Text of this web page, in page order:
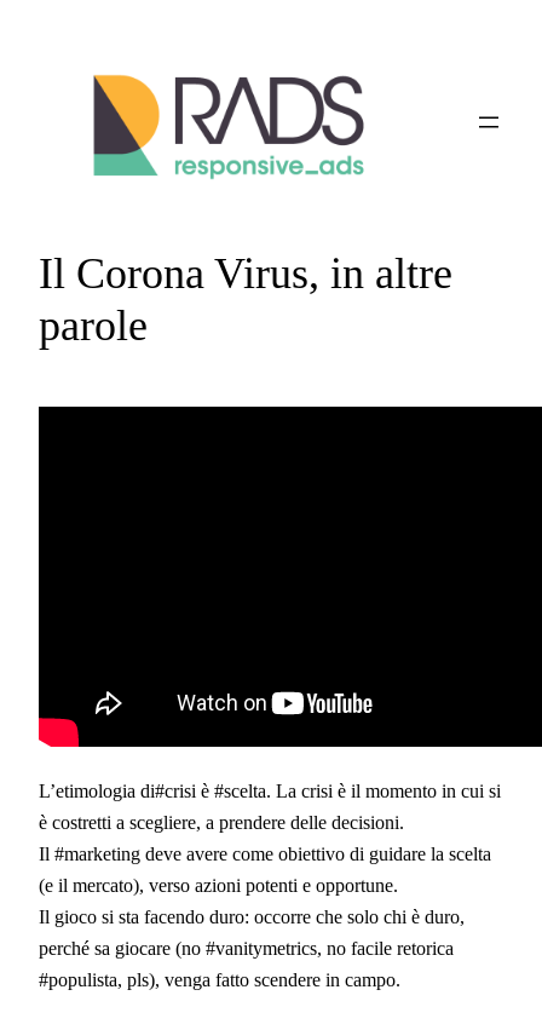
Il Corona Virus, in altre
parole
L’etimologia di#crisi è #scelta. La crisi è il momento in cui si
è costretti a scegliere, a prendere delle decisioni.
Il #marketing deve avere come obiettivo di guidare la scelta
(e il mercato), verso azioni potenti e opportune.
Il gioco si sta facendo duro: occorre che solo chi è duro,
perché sa giocare (no #vanitymetrics, no facile retorica
#populista, pls), venga fatto scendere in campo.